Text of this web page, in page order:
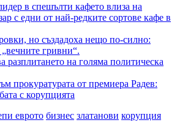
в спешълти кафето влиза на
с едни от най-редките сортове кафе в
но създадоха нещо по-силно:
гривни“.
разплитането на голяма политическа
прокуратурата от премиера Радев:
с корупцията
еврото бизнес златанови корупция